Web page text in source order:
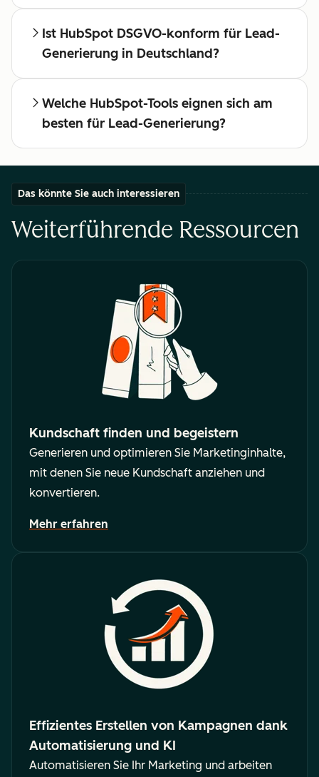
Ist HubSpot DSGVO-konform für Lead-
Generierung in Deutschland?
Welche HubSpot-Tools eignen sich am
besten für Lead-Generierung?
Das könnte Sie auch interessieren
Weiterführende Ressourcen
Kundschaft finden und begeistern
Generieren und optimieren Sie Marketinginhalte,
mit denen Sie neue Kundschaft anziehen und
konvertieren.
Mehr erfahren
Effizientes Erstellen von Kampagnen dank
Automatisierung und KI
Automatisieren Sie Ihr Marketing und arbeiten